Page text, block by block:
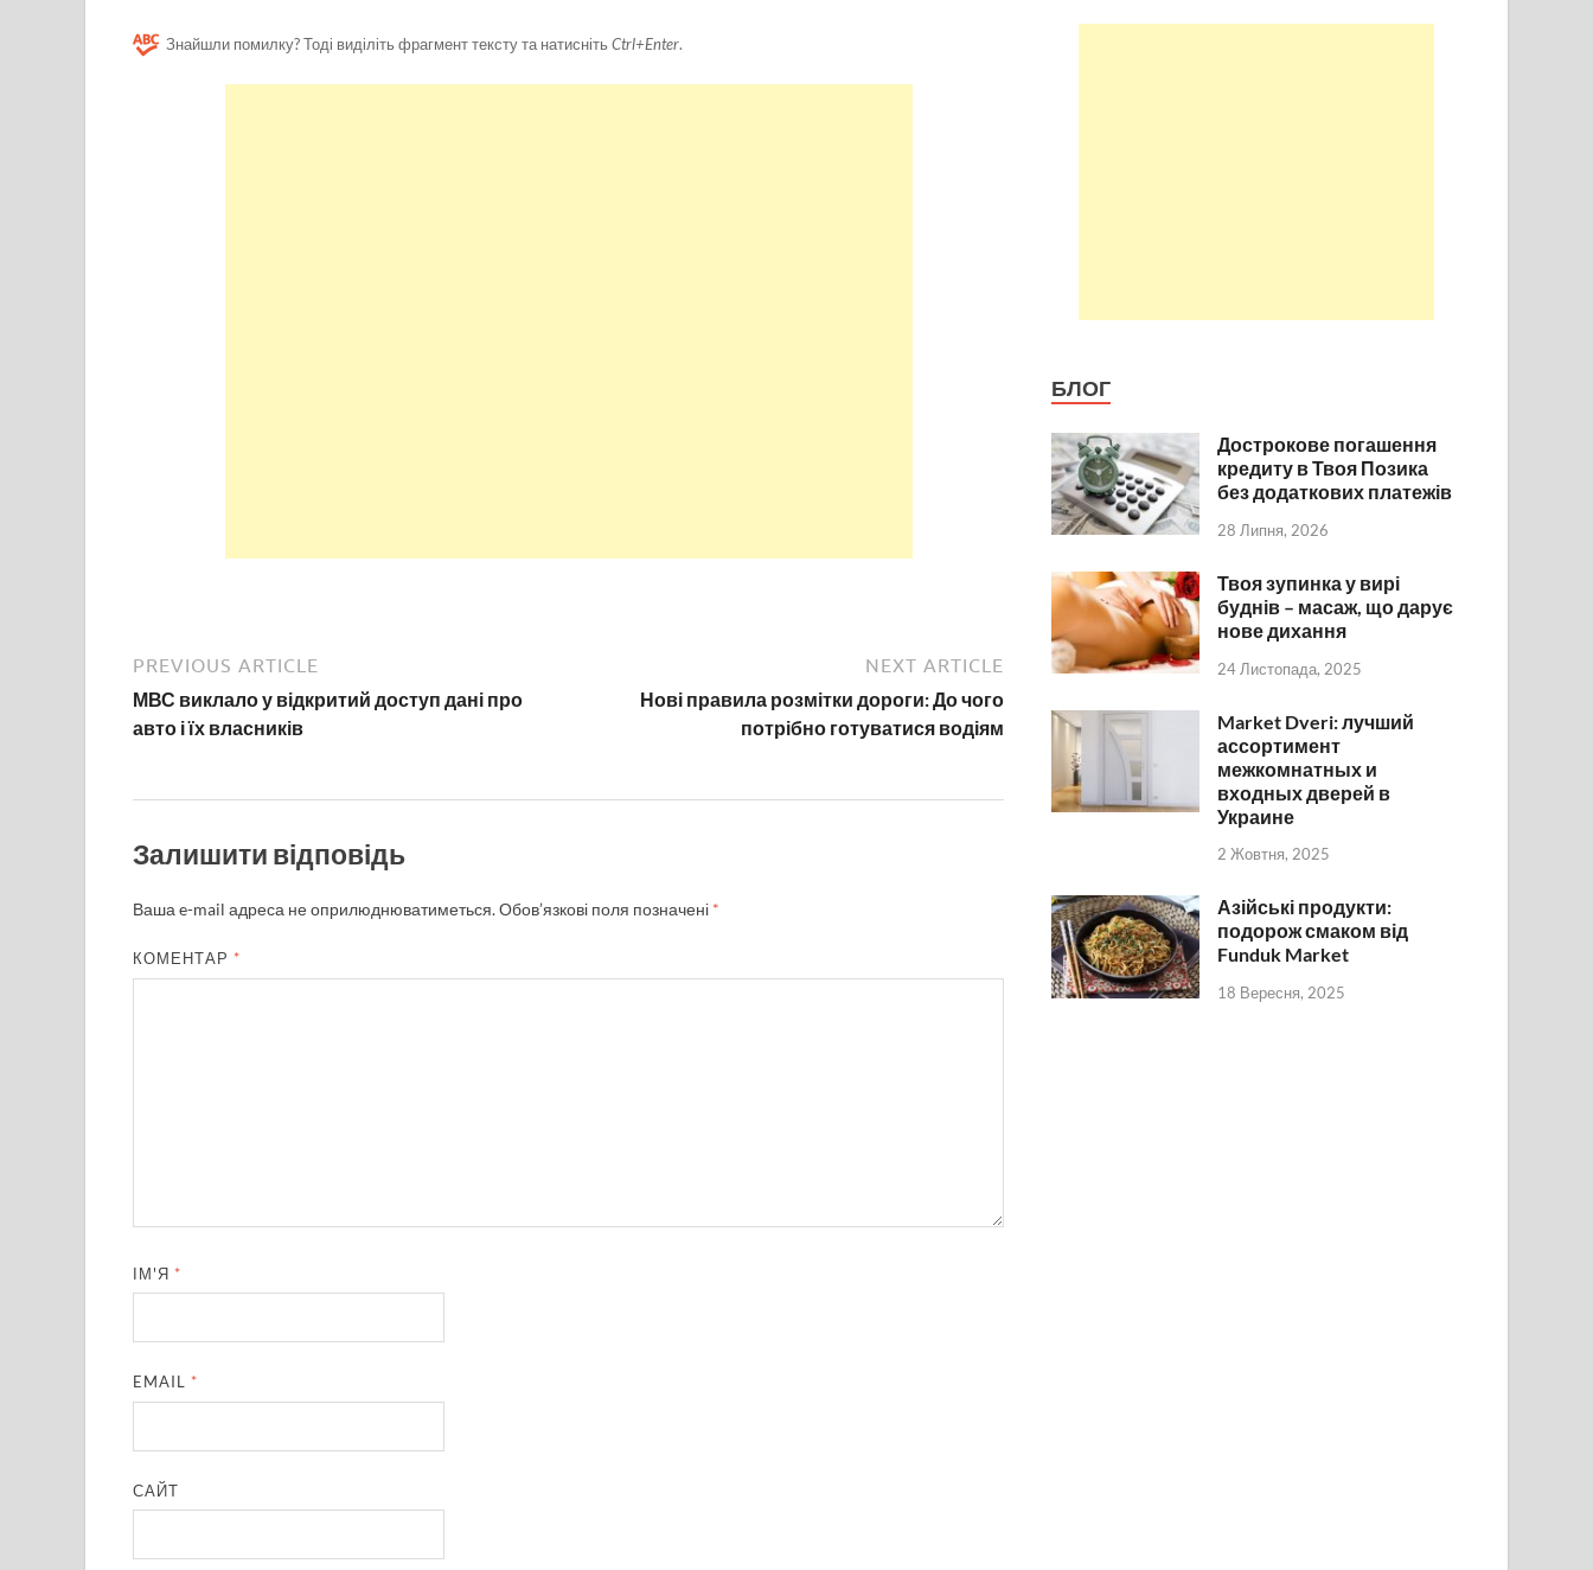
Знайшли помилку? Тоді виділіть фрагмент тексту та натисніть Ctrl+Enter.
PREVIOUS ARTICLE
МВС виклало у відкритий доступ дані про
авто і їх власників
NEXT ARTICLE
Нові правила розмітки дороги: До чого
потрібно готуватися водіям
Залишити відповідь
Ваша e-mail адреса не оприлюднюватиметься.Обов’язкові поля позначені *
КОМЕНТАР *
ІМ'Я *
EMAIL *
САЙТ
БЛОГ
Дострокове погашення
кредиту в Твоя Позика
без додаткових платежів
28 Липня, 2026
Твоя зупинка у вирі
буднів – масаж, що дарує
нове дихання
24 Листопада, 2025
Market Dveri: лучший
ассортимент
межкомнатных и
входных дверей в
Украине
2 Жовтня, 2025
Азійські продукти:
подорож смаком від
Funduk Market
18 Вересня, 2025